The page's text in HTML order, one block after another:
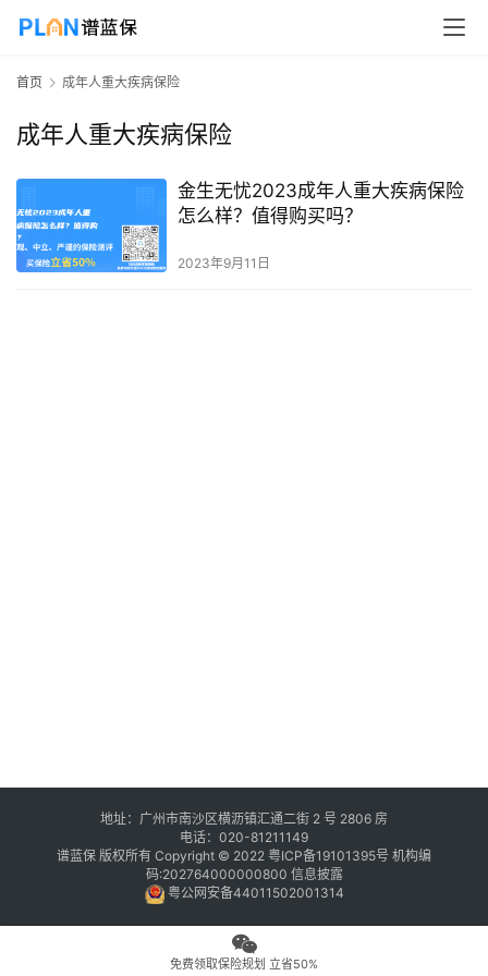
首页 成年人重大疾病保险
成年人重大疾病保险
金生无忧2023成年人重大疾病保险
怎么样？值得购买吗？
2023年9月11日
地址：广州市南沙区横沥镇汇通二街 2 号 2806 房
电话：020-81211149
谱蓝保 版权所有 Copyright © 2022 粤ICP备19101395号 机构编
码:202764000000800 信息披露
粤公网安备44011502001314
免费领取保险规划 立省50%